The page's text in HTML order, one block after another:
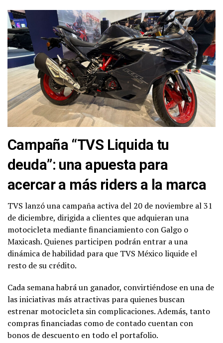
Campaña “TVS Liquida tu
deuda”: una apuesta para
acercar a más riders a la marca
TVS lanzó una campaña activa del 20 de noviembre al 31
de diciembre, dirigida a clientes que adquieran una
motocicleta mediante financiamiento con Galgo o
Maxicash. Quienes participen podrán entrar a una
dinámica de habilidad para que TVS México liquide el
resto de su crédito.
Cada semana habrá un ganador, convirtiéndose en una de
las iniciativas más atractivas para quienes buscan
estrenar motocicleta sin complicaciones. Además, tanto
compras financiadas como de contado cuentan con
bonos de descuento en todo el portafolio.